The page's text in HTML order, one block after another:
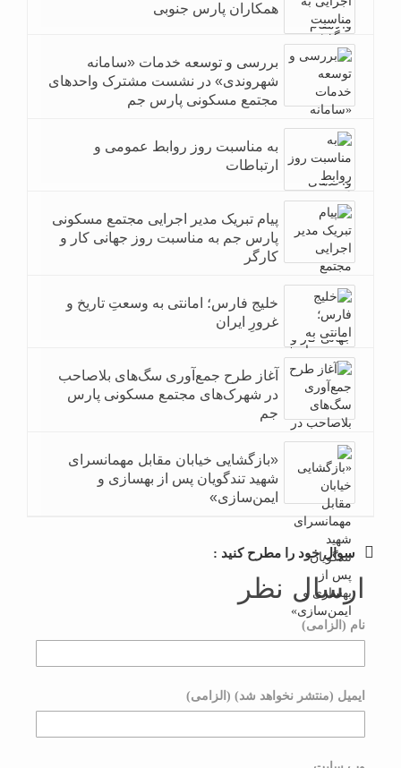
همکاران پارس جنوبی
بررسی و توسعه خدمات «سامانه
شهروندی» در نشست مشترک واحدهای
مجتمع مسکونی پارس جم
به مناسبت روز روابط عمومی و
ارتباطات
پیام تبریک مدیر اجرایی مجتمع مسکونی
پارس جم به مناسبت روز جهانی کار و
کارگر
خلیج فارس؛ امانتی به وسعتِ تاریخ و
غرورِ ایران
آغاز طرح جمع‌آوری سگ‌های بلاصاحب
در شهرک‌های مجتمع مسکونی پارس
جم
«بازگشایی خیابان مقابل مهمانسرای
شهید تندگویان پس از بهسازی و
ایمن‌سازی»
سوال خود را مطرح کنید :
ارسال نظر
نام (الزامی)
ایمیل (منتشر نخواهد شد) (الزامی)